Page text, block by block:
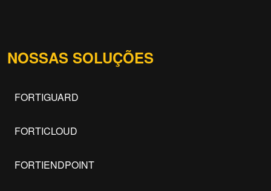
NOSSAS SOLUÇÕES
FORTIGUARD
FORTICLOUD
FORTIENDPOINT